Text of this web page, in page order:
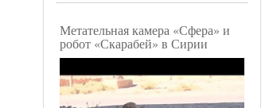
Метательная камера «Сфера» и
робот «Скарабей» в Сирии